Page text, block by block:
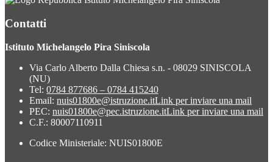
Contatti
Istituto Michelangelo Pira Siniscola
Via Carlo Alberto Dalla Chiesa s.n. - 08029 SINISCOLA
(NU)
Tel: 0784 877686 – 0784 415240
Email: nuis01800e@istruzione.itLink per inviare una mail
PEC: nuis01800e@pec.istruzione.itLink per inviare una mail
C.F.: 80007110911
Codice Ministeriale: NUIS01800E